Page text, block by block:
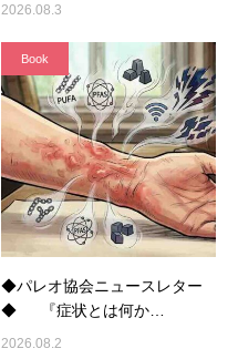
2026.08.3
Book
◆パレオ協会ニュースレター
◆ 『症状とは何か…
2026.08.2